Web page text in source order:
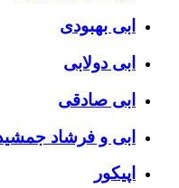
ابی بهبودی
ابی دولابی
ابی صادقی
ابی و فرشاد
اپیکور